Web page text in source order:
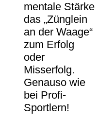
mentale Stärke
das „Zünglein
an der Waage“
zum Erfolg
oder
Misserfolg.
Genauso wie
bei Profi-
Sportlern!